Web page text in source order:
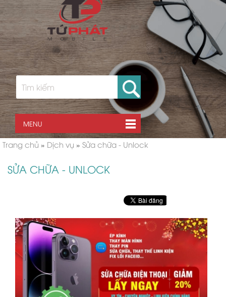
MENU
Trang chủ » Dịch vụ » Sửa chữa - Unlock
SỬA CHỮA - UNLOCK